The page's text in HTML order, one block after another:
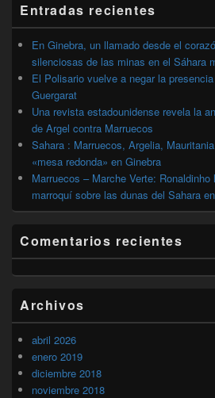
lateral
primaria
Entradas recientes
En Ginebra, un llamado desde el
silenciosas de las minas en el Sáhara
El Polisario vuelve a negar la
Guergarat
Una revista estadounidense revela la
de Argel contra Marruecos
Sahara : Marruecos, Argelia,
«mesa redonda» en Ginebra
Marruecos – Marche Verte:
marroquí sobre las dunas del Sahara
Comentarios recientes
Archivos
abril 2026
enero 2019
diciembre 2018
noviembre 2018